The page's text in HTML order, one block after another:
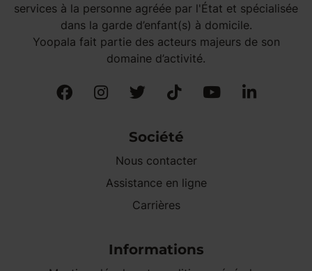
services à la personne agréée par l'État et spécialisée
dans la garde d’enfant(s) à domicile.
Yoopala fait partie des acteurs majeurs de son
domaine d’activité.
Société
Nous contacter
Assistance en ligne
Carrières
Informations